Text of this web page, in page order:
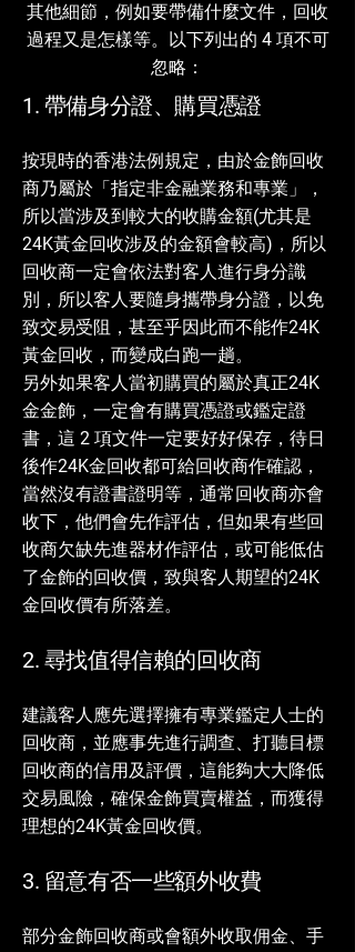
其他細節，例如要帶備什麼文件，回收
過程又是怎樣等。以下列出的 4 項不可
忽略：
1. 帶備身分證、購買憑證
按現時的香港法例規定，由於金飾回收
商乃屬於「指定非金融業務和專業」，
所以當涉及到較大的收購金額(尤其是
24K黃金回收涉及的金額會較高)，所以
回收商一定會依法對客人進行身分識
別，所以客人要隨身攜帶身分證，以免
致交易受阻，甚至乎因此而不能作24K
黃金回收，而變成白跑一趟。
另外如果客人當初購買的屬於真正24K
金金飾，一定會有購買憑證或鑑定證
書，這 2 項文件一定要好好保存，待日
後作24K金回收都可給回收商作確認，
當然沒有證書證明等，通常回收商亦會
收下，他們會先作評估，但如果有些回
收商欠缺先進器材作評估，或可能低估
了金飾的回收價，致與客人期望的24K
金回收價有所落差。
2. 尋找值得信賴的回收商
建議客人應先選擇擁有專業鑑定人士的
回收商，並應事先進行調查、打聽目標
回收商的信用及評價，這能夠大大降低
交易風險，確保金飾買賣權益，而獲得
理想的24K黃金回收價。
3. 留意有否一些額外收費
部分金飾回收商或會額外收取佣金、手